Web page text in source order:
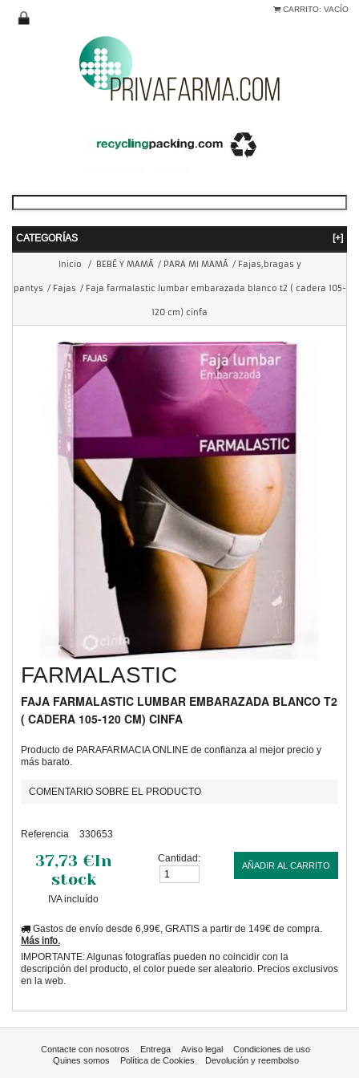
CARRITO: VACÍO
CATEGORÍAS [+]
Inicio / BEBÉ Y MAMÁ / PARA MI MAMÁ / Fajas,bragas y
pantys / Fajas / Faja farmalastic lumbar embarazada blanco t2 ( cadera 105-
120 cm) cinfa
FARMALASTIC
FAJA FARMALASTIC LUMBAR EMBARAZADA BLANCO T2
( CADERA 105-120 CM) CINFA
Producto de PARAFARMACIA ONLINE de confianza al mejor precio y
más barato.
COMENTARIO SOBRE EL PRODUCTO
Referencia 330653
37,73 €In
stock
IVA incluído
Cantidad:
AÑADIR AL CARRITO
Gastos de envío desde 6,99€, GRATIS a partir de 149€ de compra.
Más info.
IMPORTANTE: Algunas fotografías pueden no coincidir con la
descripción del producto, el color puede ser aleatorio. Precios exclusivos
en la web.
Contacte con nosotros Entrega Aviso legal
Condiciones de uso
Quines somos
Política de Cookies Devolución y reembolso